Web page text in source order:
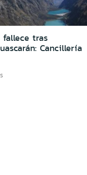
fallece tras
Cancillería